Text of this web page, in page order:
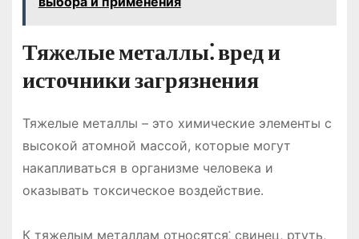
Тяжелые металлы⁚ вред и
источники загрязнения
Тяжелые металлы – это химические элементы с
высокой атомной массой, которые могут
накапливаться в организме человека и
оказывать токсическое воздействие․
К тяжелым металлам относятся⁚ свинец, ртуть,